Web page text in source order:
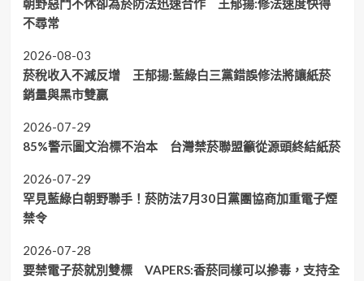
朝野惡鬥不休卻為菸防法迅速合作 王郁揚:修法速度快得
不尋常
2026-08-03
菸稅收入不減反增 王郁揚:藍綠白三黨錯誤修法將讓紙菸
銷量與黑市雙贏
2026-07-29
85%警示圖文治標不治本 台灣禁菸聯盟籲從源頭終結紙菸
2026-07-29
罕見藍綠白朝野聯手！菸防法7月30日黨團協商加重電子煙
禁令
2026-07-28
要禁電子菸就別雙標 VAPERS:香菸同樣可以摻毒，支持全